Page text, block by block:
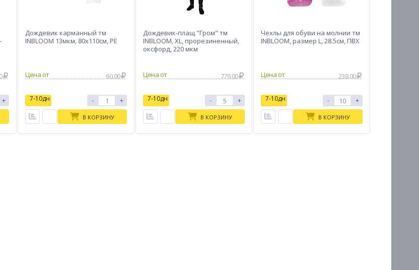
+
Дождевик карманный тм
INBLOOM 13мкм, 80х110см, РЕ
Цена от 60.00
7-10дн - +
В КОРЗИНУ
Дождевик-плащ "Гром" тм
INBLOOM, XL, прорезиненный,
оксфорд, 220 мкм
Цена от 779.00
7-10дн - +
В КОРЗИНУ
Чехлы для обуви на молнии тм
INBLOOM, размер L, 28.5см, ПВХ
Цена от 238.00
7-10дн - +
В КОРЗИНУ